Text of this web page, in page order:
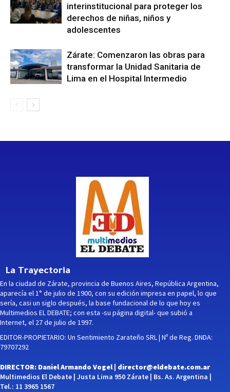
interinstitucional para proteger los
derechos de niñas, niños y
adolescentes
Zárate: Comenzaron las obras para
transformar la Unidad Sanitaria de
Lima en el Hospital Intermedio
La Trayectoria
En la ciudad de Zárate, provincia de Buenos Aires, República Argentina,
aparecía el 1° de julio de 1900, con su edición impresa en papel, lo que
sería, casi un siglo después, la base fundacional de lo que hoy es
Multimedios EL DEBATE; con esta -su página digital- que subió a
Internet, el 27 de julio de 1997.
EDITOR-PROPIETARIO: Un Sentimiento Zarateño SRL | Nº de Reg. DNDA:
79707292
DIRECTOR: Daniel Armando Vogel | director@eldebate.com.ar
Multimedios El Debate | Justa Lima 950 Zárate | Bs. As. Argentina |
Tel.: 11 3965 1567